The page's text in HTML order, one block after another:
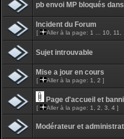
pb envoi MP bloqués
Incident du Forum
[ Aller à la page: 1 10 11
Sujet introuvable
Mise a jour en cours
[ Aller à la page: 1 2 ]
Page d'accueil et
[ Aller à la page: 1 2 3 4 ]
Modérateur et